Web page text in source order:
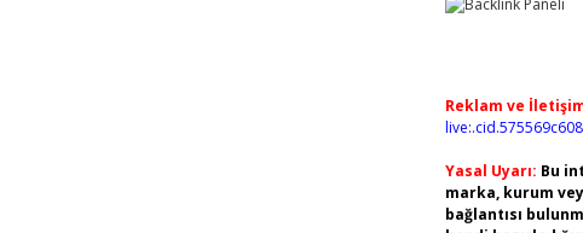
Reklam ve
Yasal Uyarı: Bu
marka, kurum
bağlantısı